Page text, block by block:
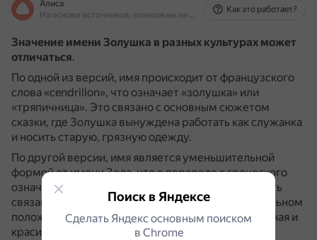
Алиса
На основе источников, возможны неточности
Как это работает?
Значение имени Золушка в разных культурах может
отличаться.
По одной из версий, имя происходит от французского
слова «cendrillon», что означает «золушка» или
«тряпичница». Это связано с основным сюжетом
сказки, где Золушка вынуждена работать как служанка
и носить старую, грязную одежду.
По другой версии, имя является уменьшительной
формой от имени Зола, что в переводе с греческого
означает «животное» или «зверь».
Это может быть
связано с тем, что Золушка пребывала в унизительном
положении, но при этом она была более изощрённая и
красивая, чем её злые сводные сёстры.
Поиск в Яндексе
Сделать Яндекс основным поиском
в Сhrome